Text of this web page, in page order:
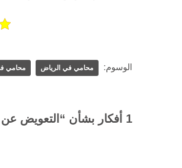
الوسوم: محامي في الرياض محامي
1 أفكار بشأن “التعويض عن الضرر المادي والمعنوي (النفسي) في السعودية”